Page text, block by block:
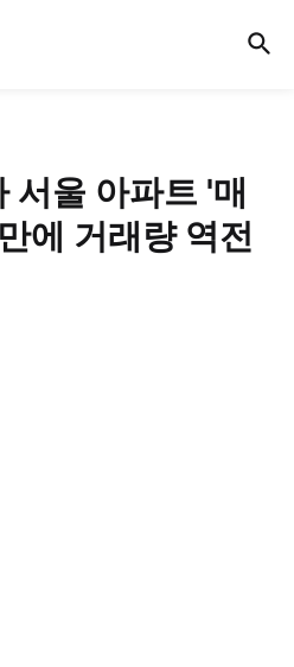
서울 아파트 '매
에 거래량 역전